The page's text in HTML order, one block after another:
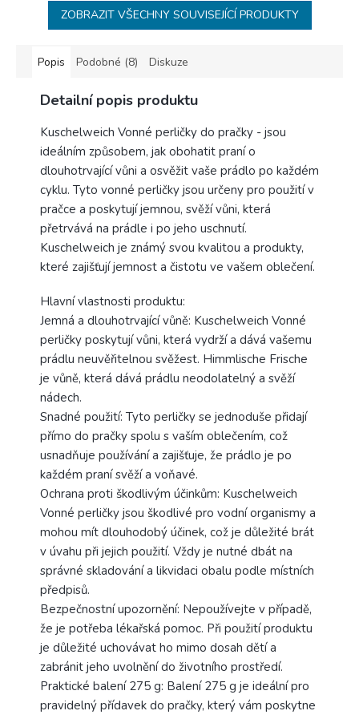
ZOBRAZIT VŠECHNY SOUVISEJÍCÍ PRODUKTY
Popis Podobné (8) Diskuze
Detailní popis produktu
Kuschelweich Vonné perličky do pračky - jsou
ideálním způsobem, jak obohatit praní o
dlouhotrvající vůni a osvěžit vaše prádlo po každém
cyklu. Tyto vonné perličky jsou určeny pro použití v
pračce a poskytují jemnou, svěží vůni, která
přetrvává na prádle i po jeho uschnutí.
Kuschelweich je známý svou kvalitou a produkty,
které zajišťují jemnost a čistotu ve vašem oblečení.
Hlavní vlastnosti produktu:
Jemná a dlouhotrvající vůně: Kuschelweich Vonné
perličky poskytují vůni, která vydrží a dává vašemu
prádlu neuvěřitelnou svěžest. Himmlische Frische
je vůně, která dává prádlu neodolatelný a svěží
nádech.
Snadné použití: Tyto perličky se jednoduše přidají
přímo do pračky spolu s vaším oblečením, což
usnadňuje používání a zajišťuje, že prádlo je po
každém praní svěží a voňavé.
Ochrana proti škodlivým účinkům: Kuschelweich
Vonné perličky jsou škodlivé pro vodní organismy a
mohou mít dlouhodobý účinek, což je důležité brát
v úvahu při jejich použití. Vždy je nutné dbát na
správné skladování a likvidaci obalu podle místních
předpisů.
Bezpečnostní upozornění: Nepoužívejte v případě,
že je potřeba lékařská pomoc. Při použití produktu
je důležité uchovávat ho mimo dosah dětí a
zabránit jeho uvolnění do životního prostředí.
Praktické balení 275 g: Balení 275 g je ideální pro
pravidelný přídavek do pračky, který vám poskytne